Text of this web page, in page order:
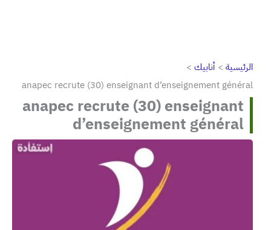
الرئيسية
أنابيك
anapec recrute (30) enseignant d’enseignement général
anapec recrute (30) enseignant
d’enseignement général